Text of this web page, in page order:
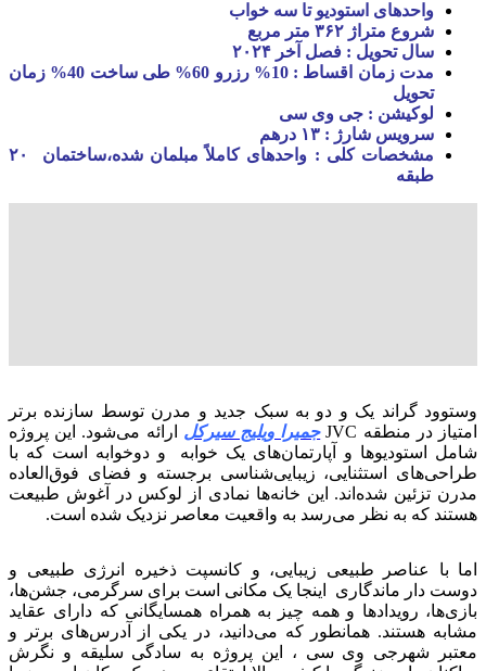
واحدهای استودیو تا سه خواب
شروع متراژ ۳۶۲ متر مربع
سال تحویل : فصل آخر ۲۰۲۴
مدت زمان اقساط : 10% رزرو 60% طی ساخت 40% زمان
تحویل
لوکیشن : جی وی سی
سرویس شارژ : ۱۳ درهم
مشخصات کلی : واحدهای کاملاً مبلمان شده،ساختمان ۲۰
طبقه
وستوود گراند یک و دو به سبک جدید و مدرن توسط سازنده برتر
امتیاز در منطقه JVC
جمیرا ویلیج سیرکل ارائه می‌شود. این پروژه
شامل استودیوها و آپارتمان‌های یک خوابه و دوخوابه است که با
طراحی‌های استثنایی، زیبایی‌شناسی برجسته و فضای فوق‌العاده
مدرن تزئین شده‌اند. این خانه‌ها نمادی از لوکس در آغوش طبیعت
هستند که به نظر می‌رسد به واقعیت معاصر نزدیک شده است.
اما با عناصر طبیعی زیبایی، و کانسپت ذخیره انرژی طبیعی و
دوست دار ماندگاری اینجا یک مکانی است برای سرگرمی، جشن‌ها،
بازی‌ها، رویدادها و همه چیز به همراه همسایگانی که دارای عقاید
مشابه هستند. همانطور که می‌دانید، در یکی از آدرس‌های برتر و
معتبر شهرجی وی سی ، این پروژه به سادگی سلیقه و نگرش